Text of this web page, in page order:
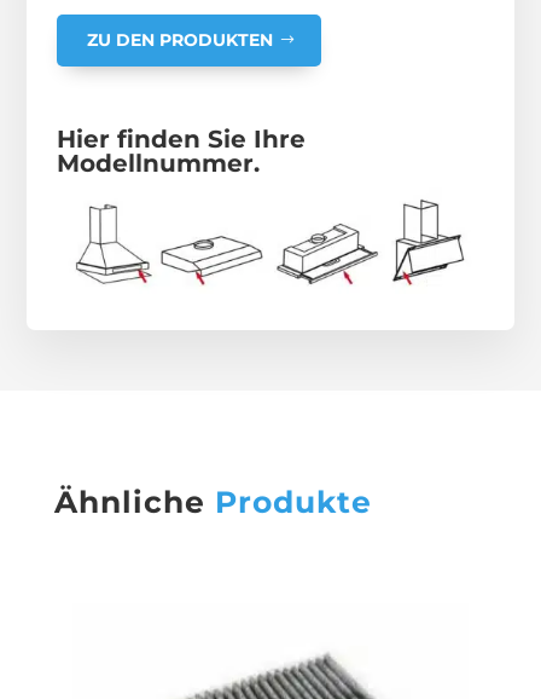
ZU DEN PRODUKTEN
Hier finden Sie Ihre
Modellnummer.
Ähnliche Produkte